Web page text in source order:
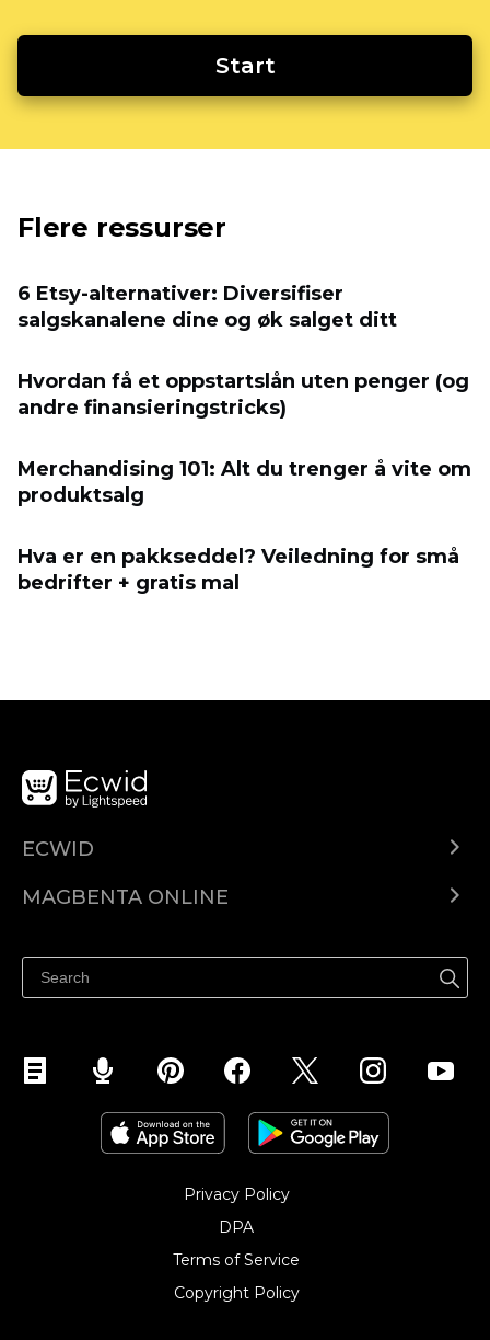
Start
Flere ressurser
6 Etsy-alternativer: Diversifiser
salgskanalene dine og øk salget ditt
Hvordan få et oppstartslån uten penger (og
andre finansieringstricks)
Merchandising 101: Alt du trenger å vite om
produktsalg
Hva er en pakkseddel? Veiledning for små
bedrifter + gratis mal
ECWID
Help center
MAGBENTA ONLINE
Ibenta sa Facebook
Privacy Policy
DPA
Terms of Service
Copyright Policy‎